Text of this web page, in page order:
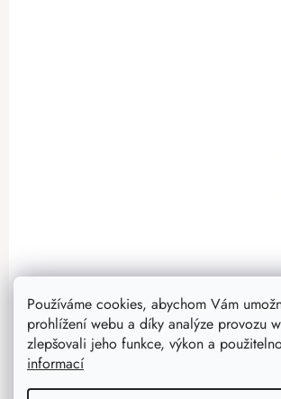
Používáme cookies, abychom Vám
prohlížení webu a díky analýze provozu
zlepšovali jeho funkce, výkon a
informací